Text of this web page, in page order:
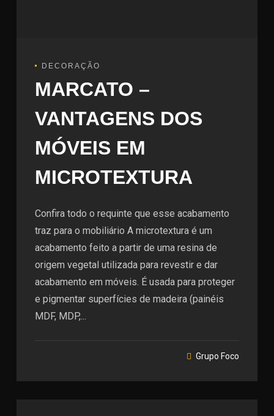
DECORAÇÃO
MARCATO –
VANTAGENS DOS
MÓVEIS EM
MICROTEXTURA
Confira todo o requinte que esse acabamento
traz para o mobiliário A microtextura é um
acabamento feito a partir de uma resina de
origem vegetal utilizada para revestir e dar
acabamento em móveis. É usada para proteger
e pigmentar superfícies de madeira (painéis
MDF, MDP,...
Grupo Foco